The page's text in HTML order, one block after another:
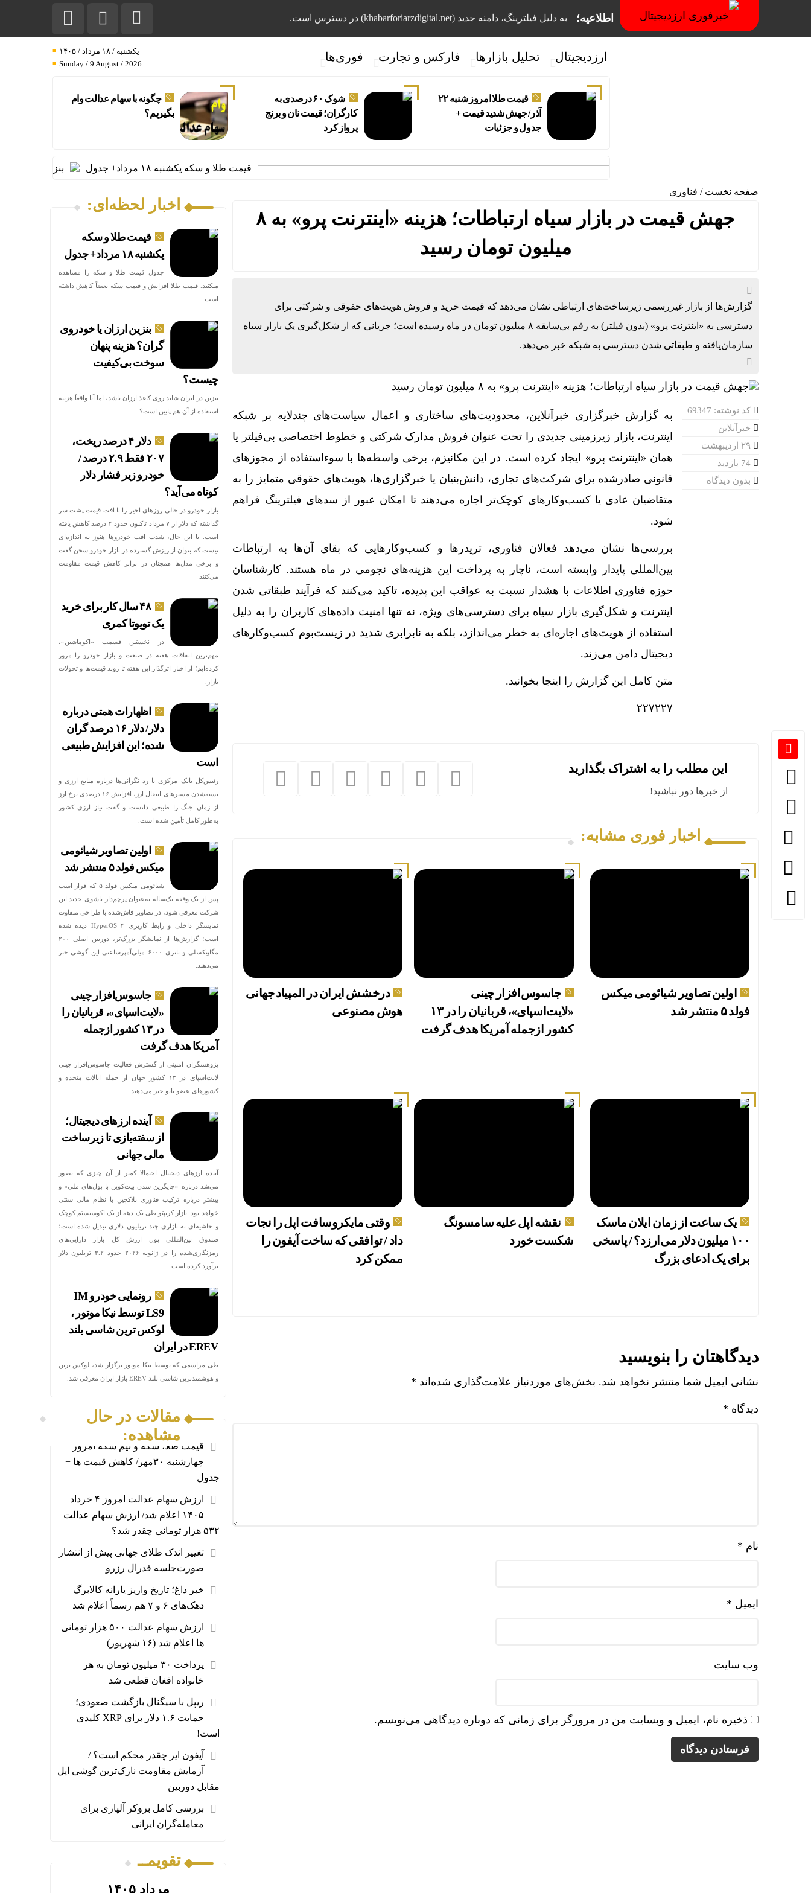
اطلاعیه؛ به دلیل فیلترینگ، دامنه جدید (khabarforiarzdigital.net) در دسترس است.
ارزدیجیتال تحلیل بازارها فارکس و تجارت فوری‌ها
یکشنبه / ۱۸ مرداد / ۱۴۰۵
Sunday / 9 August / 2026
قیمت طلا امروز شنبه ۲۲
آذر/ جهش شدید قیمت +
جدول و جزئیات
شوک ۶۰ درصدی به
کارگران؛ قیمت نان و برنج
پرواز کرد
چگونه با سهام عدالت وام
بگیریم؟
قیمت طلا و سکه یکشنبه ۱۸ مرداد+ جدول بنزین ارزان یا
صفحه نخست / فناوری
جهش قیمت در بازار سیاه ارتباطات؛ هزینه «اینترنت پرو» به ۸
میلیون تومان رسید
گزارش‌ها از بازار غیررسمی زیرساخت‌های ارتباطی نشان می‌دهد که قیمت خرید و فروش هویت‌های حقوقی و شرکتی برای
دسترسی به «اینترنت پرو» (بدون فیلتر) به رقم بی‌سابقه ۸ میلیون تومان در ماه رسیده است؛ جریانی که از شکل‌گیری یک بازار سیاه
سازمان‌یافته و طبقاتی شدن دسترسی به شبکه خبر می‌دهد.
کد نوشته: 69347
خبرآنلاین
بدون دیدگاه
به گزارش خبرگزاری خبرآنلاین، محدودیت‌های ساختاری و اعمال سیاست‌های چندلایه بر شبکه
اینترنت، بازار زیرزمینی جدیدی را تحت عنوان فروش مدارک شرکتی و خطوط اختصاصی بی‌فیلتر یا
همان «اینترنت پرو» ایجاد کرده است. در این مکانیزم، برخی واسطه‌ها با سوءاستفاده از مجوزهای
قانونی صادرشده برای شرکت‌های تجاری، دانش‌بنیان یا خبرگزاری‌ها، هویت‌های حقوقی متمایز را به
متقاضیان عادی یا کسب‌وکارهای کوچک‌تر اجاره می‌دهند تا امکان عبور از سدهای فیلترینگ فراهم
شود.
بررسی‌ها نشان می‌دهد فعالان فناوری، تریدرها و کسب‌وکارهایی که بقای آن‌ها به ارتباطات
بین‌المللی پایدار وابسته است، ناچار به پرداخت این هزینه‌های نجومی در ماه هستند. کارشناسان
حوزه فناوری اطلاعات با هشدار نسبت به عواقب این پدیده، تاکید می‌کنند که فرآیند طبقاتی شدن
اینترنت و شکل‌گیری بازار سیاه برای دسترسی‌های ویژه، نه تنها امنیت داده‌های کاربران را به دلیل
استفاده از هویت‌های اجاره‌ای به خطر می‌اندازد، بلکه به نابرابری شدید در زیست‌بوم کسب‌وکارهای
دیجیتال دامن می‌زند.
متن کامل این گزارش را اینجا بخوانید.
۲۲۷۲۲۷
این مطلب را به اشتراک بگذارید
از خبرها دور نباشید!
اخبار فوری مشابه:
اولین تصاویر شیائومی میکس
فولد ۵ منتشر شد
جاسوس‌افزار چینی
«لایت‌اسپای»، قربانیان را در ۱۳
کشور ازجمله آمریکا هدف گرفت
درخشش ایران در المپیاد جهانی
هوش مصنوعی
یک ساعت از زمان ایلان ماسک
۱۰۰ میلیون دلار می‌ارزد؟ / پاسخی
برای یک ادعای بزرگ
نقشه اپل علیه سامسونگ
شکست خورد
وقتی مایکروسافت اپل را نجات
داد / توافقی که ساخت آیفون را
ممکن کرد
دیدگاهتان را بنویسید
نشانی ایمیل شما منتشر نخواهد شد. بخش‌های موردنیاز علامت‌گذاری شده‌اند *
دیدگاه *
نام *
ایمیل *
وب‌ سایت
ذخیره نام، ایمیل و وبسایت من در مرورگر برای زمانی که دوباره دیدگاهی می‌نویسم.
اخبار لحظه‌ای:
قیمت طلا و سکه
یکشنبه ۱۸ مرداد+ جدول
جدول قیمت طلا و سکه را مشاهده
میکنید. قیمت‌ طلا افزایش و قیمت سکه بعضاً کاهش داشته
است.
بنزین ارزان یا خودروی
گران؟ هزینه پنهان
سوخت بی‌کیفیت
چیست؟
بنزین در ایران شاید روی کاغذ ارزان باشد، اما آیا واقعاً هزینه
استفاده از آن هم پایین است؟
دلار ۴ درصد ریخت،
۲۰۷ فقط ۲.۹ درصد /
خودرو زیر فشار دلار
کوتاه می‌آید؟
بازار خودرو در حالی روزهای اخیر را با افت قیمت پشت سر
گذاشته که دلار از ۷ مرداد تاکنون حدود ۴ درصد کاهش یافته
است. با این حال، شدت افت خودروها هنوز به اندازه‌ای
نیست که بتوان از ریزش گسترده در بازار خودرو سخن گفت
و برخی مدل‌ها همچنان در برابر کاهش قیمت مقاومت
می‌کنند
۴۸ سال کار برای خرید
یک تویوتا کمری
در نخستین قسمت «اکوماشین»،
مهم‌ترین اتفاقات هفته در صنعت و بازار خودرو را مرور
کرده‌ایم؛ از اخبار اثرگذار این هفته تا روند قیمت‌ها و تحولات
بازار.
اظهارات همتی درباره
دلار/ دلار ۱۶ درصد گران
شده؛ این افزایش طبیعی
است
رئیس‌کل بانک مرکزی با رد نگرانی‌ها درباره منابع ارزی و
بسته‌شدن مسیرهای انتقال ارز، افزایش ۱۶ درصدی نرخ ارز
از زمان جنگ را طبیعی دانست و گفت نیاز ارزی کشور
به‌طور کامل تأمین شده است.
اولین تصاویر شیائومی
میکس فولد ۵ منتشر شد
شیائومی میکس فولد ۵ که قرار است
پس از یک وقفه یک‌ساله به‌عنوان پرچم‌دار تاشوی جدید این
شرکت معرفی شود، در تصاویر فاش‌شده با طراحی متفاوت
نمایشگر داخلی و رابط کاربری HyperOS ۴ دیده شده
است؛ گزارش‌ها از نمایشگر بزرگ‌تر، دوربین اصلی ۲۰۰
مگاپیکسلی و باتری ۶۰۰۰ میلی‌آمپرساعتی این گوشی خبر
می‌دهند.
جاسوس‌افزار چینی
«لایت‌اسپای»، قربانیان را
در ۱۳ کشور ازجمله
آمریکا هدف گرفت
پژوهشگران امنیتی از گسترش فعالیت جاسوس‌افزار چینی
لایت‌اسپای در ۱۳ کشور جهان از جمله ایالات متحده و
کشورهای عضو ناتو خبر می‌دهند.
آینده ارزهای دیجیتال؛
از سفته‌بازی تا زیرساخت
مالی جهانی
آینده ارزهای دیجیتال احتمالا کمتر از آن چیزی که تصور
می‌شد درباره «جایگزین شدن بیت‌کوین با پول‌های ملی» و
بیشتر درباره ترکیب فناوری بلاکچین با نظام مالی سنتی
خواهد بود. بازار کریپتو طی یک دهه از یک اکوسیستم کوچک
و حاشیه‌ای به بازاری چند تریلیون دلاری تبدیل شده است؛
صندوق بین‌المللی پول ارزش کل بازار دارایی‌های
رمزنگاری‌شده را در ژانویه ۲۰۲۶ حدود ۳.۲ تریلیون دلار
برآورد کرده است.
رونمایی خودرو IM
LS9 توسط نیکا موتور ،
لوکس ترین شاسی بلند
EREV در ایران
طی مراسمی که توسط نیکا موتور برگزار شد، لوکس ترین
و هوشمندترین شاسی بلند EREV بازار ایران معرفی شد.
مقالات در حال
مشاهده:
قیمت طلا، سکه و نیم سکه امروز
چهارشنبه ۳۰مهر/ کاهش قیمت ها +
جدول
ارزش سهام عدالت امروز ۴ خرداد
۱۴۰۵ اعلام شد/ ارزش سهام عدالت
۵۳۲ هزار تومانی چقدر شد؟
تغییر اندک طلای جهانی پیش از انتشار
صورت‌جلسه فدرال رزرو
خبر داغ؛ تاریخ واریز یارانه کالابرگ
دهک‌های ۶ و ۷ هم رسماً اعلام شد
ارزش سهام عدالت ۵۰۰ هزار تومانی
ها اعلام شد (۱۶ شهریور)
پرداخت ۳۰ میلیون تومان به هر
خانواده افغان قطعی شد
ریپل با سیگنال بازگشت صعودی؛
حمایت ۱.۶ دلار برای XRP کلیدی
است!
آیفون ایر چقدر محکم است؟ /
آزمایش مقاومت نازک‌ترین گوشی اپل
مقابل دوربین
بررسی کامل بروکر آلپاری برای
معامله‌گران ایرانی
تقویمــ
مرداد ۱۴۰۵